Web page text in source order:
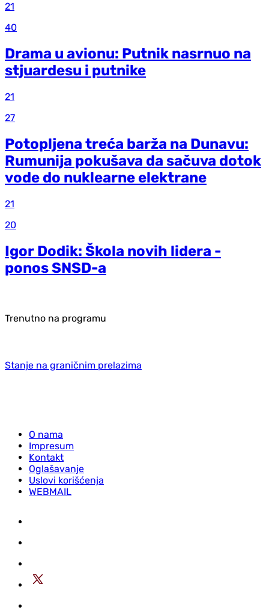
21
40
Drama u avionu: Putnik nasrnuo na
stjuardesu i putnike
21
27
Potopljena treća barža na Dunavu:
Rumunija pokušava da sačuva dotok
vode do nuklearne elektrane
21
20
Igor Dodik: Škola novih lidera -
ponos SNSD-a
Trenutno na programu
Stanje na graničnim prelazima
O nama
Impresum
Kontakt
Oglašavanje
Uslovi korišćenja
WEBMAIL